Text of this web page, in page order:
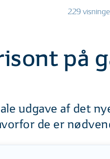
229
på
udgave af det
de er